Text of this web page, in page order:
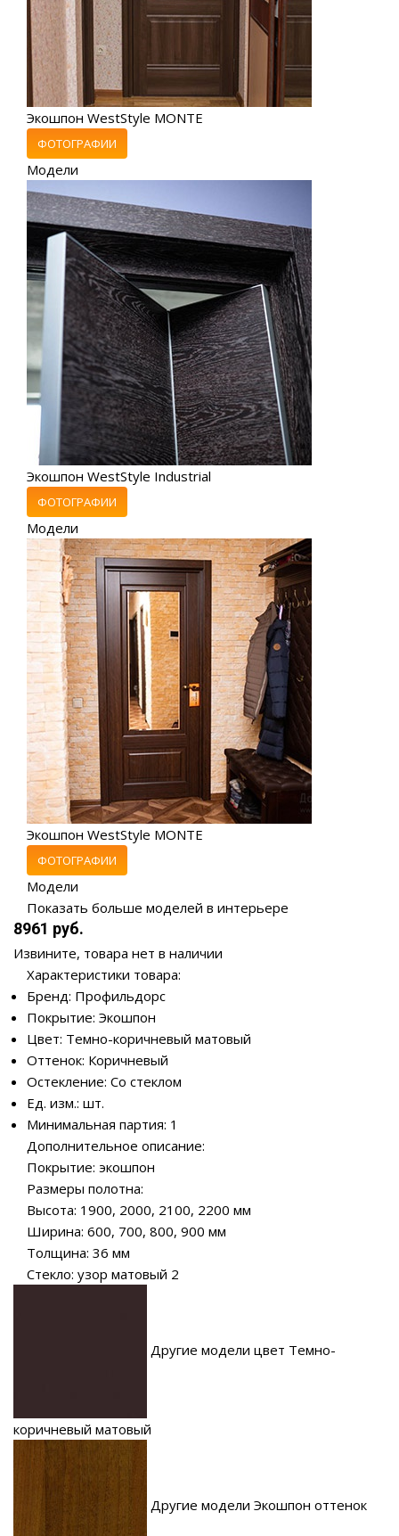
Экошпон WestStyle MONTE
ФОТОГРАФИИ
Модели
Экошпон WestStyle Industrial
ФОТОГРАФИИ
Модели
Экошпон WestStyle MONTE
ФОТОГРАФИИ
Модели
Показать больше моделей в интерьере
8961 руб.
Извините, товара нет в наличии
Характеристики товара:
Бренд: Профильдорс
Покрытие: Экошпон
Цвет: Темно-коричневый матовый
Оттенок: Коричневый
Остекление: Со стеклом
Ед. изм.: шт.
Минимальная партия: 1
Дополнительное описание:
Покрытие: экошпон
Размеры полотна:
Высота: 1900, 2000, 2100, 2200 мм
Ширина: 600, 700, 800, 900 мм
Толщина: 36 мм
Стекло: узор матовый 2
Другие модели цвет Темно-
коричневый матовый
Другие модели Экошпон оттенок